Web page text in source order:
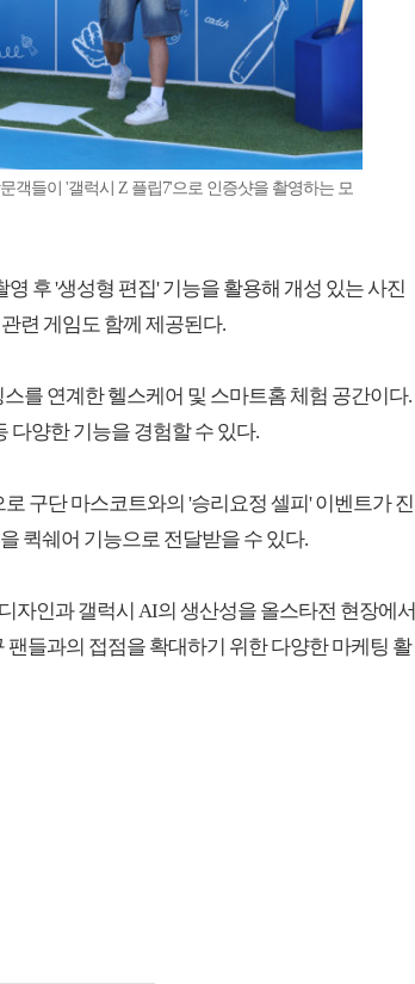
객들이 '갤럭시 Z 플립7'으로 인증샷을 촬영하는 모
후 '생성형 편집' 기능을 활용해 개성 있는 사진
련 게임도 함께 제공된다.
를 연계한 헬스케어 및 스마트홈 체험 공간이다.
다양한 기능을 경험할 수 있다.
구단 마스코트와의 '승리요정 셀피' 이벤트가 진
퀵쉐어 기능으로 전달받을 수 있다.
자인과 갤럭시 AI의 생산성을 올스타전 현장에서
들과의 접점을 확대하기 위한 다양한 마케팅 활